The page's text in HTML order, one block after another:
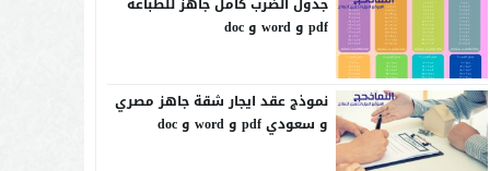
pdf و word و doc
نموذج عقد ايجار شقة جاهز مصري
و سعودي pdf و word و doc